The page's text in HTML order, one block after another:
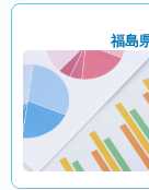
福島